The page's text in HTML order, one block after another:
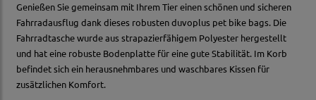
Genießen Sie gemeinsam mit Ihrem Tier einen schönen und sicheren
Fahrradausflug dank dieses robusten duvoplus pet bike bags. Die
Fahrradtasche wurde aus strapazierfähigem Polyester hergestellt
und hat eine robuste Bodenplatte für eine gute Stabilität. Im Korb
befindet sich ein herausnehmbares und waschbares Kissen für
zusätzlichen Komfort.